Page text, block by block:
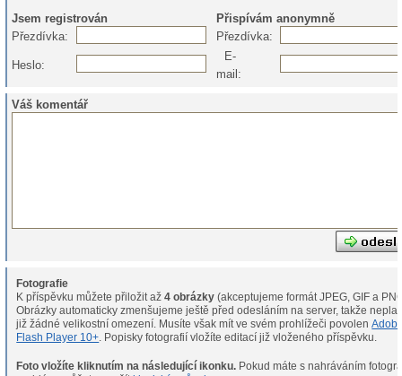
Jsem registrován
Přispívám anonymně
Přezdívka:
Přezdívka:
Heslo:
E-
mail:
Váš komentář
Fotografie
K příspěvku můžete přiložit až4 obrázky (akceptujeme formát JPEG, GIF a
Obrázky automaticky zmenšujeme ještě před odesláním na server, takže
již žádné velikostní omezení. Musíte však mít ve svém prohlížeči povolen
Flash Player 10+ . Popisky fotografií vložíte editací již vloženého příspěvku.
Foto vložíte kliknutím na následující ikonku.